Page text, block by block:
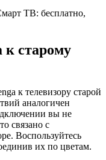
ТВ: бесплатно,
к старому
к телевизору старой
аналогичен
вы не
связано с
Воспользуйтесь
их по цветам.